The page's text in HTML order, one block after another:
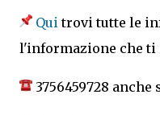
Quitrovi tutte le
l'informazione che ti
3756459728